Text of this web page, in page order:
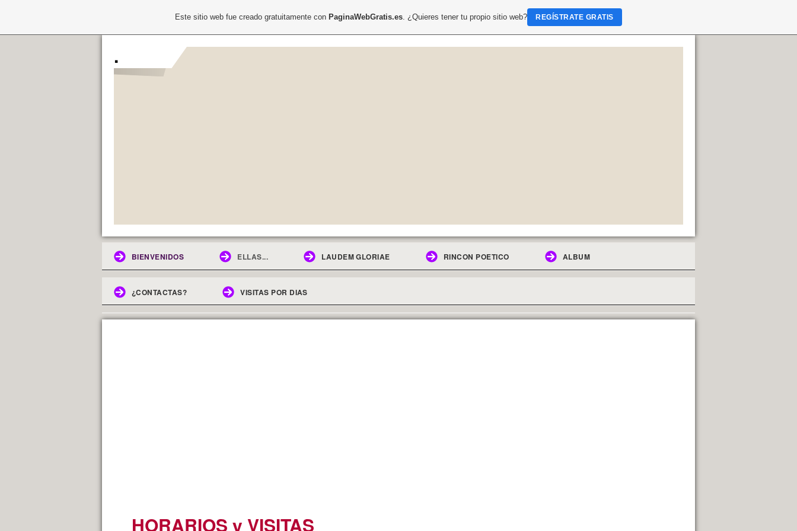
.
BIENVENIDOS ELLAS... LAUDEM GLORIAE RINCON POETICO ALBUM
¿CONTACTAS? VISITAS POR DIAS
HORARIOS y VISITAS
Este sitio web fue creado gratuitamente con PaginaWebGratis.es. ¿Quieres tener tu propio sitio web? REGÍSTRATE GRATIS